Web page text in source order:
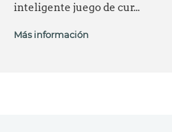
inteligente juego de cur...
Más información